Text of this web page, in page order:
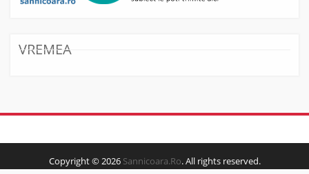
VREMEA
Copyright © 2026 Sannicoara.Ro. All rights reserved.